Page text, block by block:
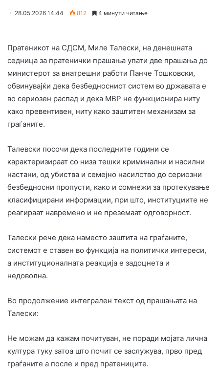
28.05.2026 14:44 812 4 минути читање
Пратеникот на СДСМ, Миле Талески, на денешната
седница за пратенички прашања упати две прашања до
министерот за внатрешни работи Панче Тошковски,
обвинувајќи дека безбедносниот систем во државата е
во сериозен распад и дека МВР не функционира ниту
како превентивен, ниту како заштитен механизам за
граѓаните.
Талевски посочи дека последните години се
карактеризираат со низа тешки криминални и насилни
настани, од убиства и семејно насилство до сериозни
безбедносни пропусти, како и сомнежи за протекување
класифицирани информации, при што, институциите не
реагираат навремено и не преземаат одговорност.
Талески рече дека наместо заштита на граѓаните,
системот е ставен во функција на политички интереси,
а институционалната реакција е задоцнета и
недоволна.
Во продолжение интегрален текст од прашањата на
Талески:
Не можам да кажам почитуван, не поради мојата лична
култура туку затоа што почит се заслужува, прво пред
граѓаните а после и пред пратениците.